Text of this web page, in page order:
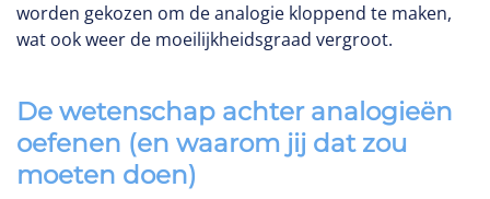
worden gekozen om de analogie kloppend te maken,
wat ook weer de moeilijkheidsgraad vergroot.
De wetenschap achter analogieën
oefenen (en waarom jij dat zou
moeten doen)